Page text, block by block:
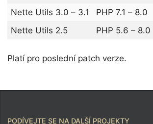
Nette Utils 3.0 – 3.1
PHP 7.1 – 8.0
Nette Utils 2.5
PHP 5.6 – 8.0
Platí pro poslední patch verze.
PODÍVEJTE SE NA DALŠÍ PROJEKTY